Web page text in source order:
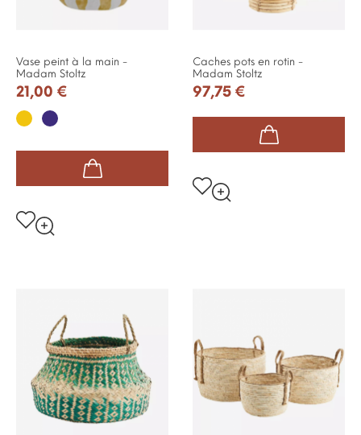
Vase peint à la main -
Madam Stoltz
21,00 €
JauneViolet
Caches pots en rotin -
Madam Stoltz
97,75 €